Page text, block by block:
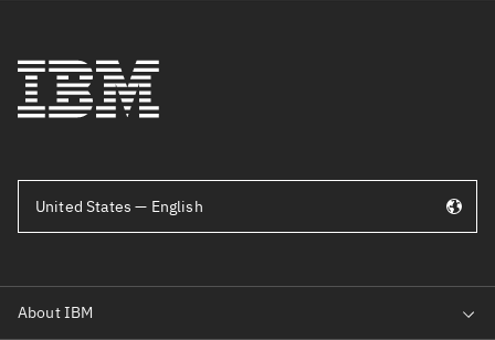
United States — English